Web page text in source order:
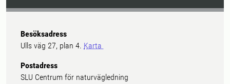
Besöksadress
Ulls väg 27, plan 4. Karta
Postadress
SLU Centrum för naturvägledning